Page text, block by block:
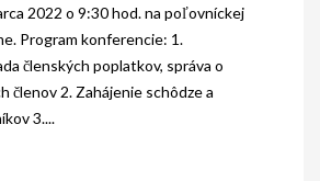
STANICE
NDS V ROKU 2026
2022 o 9:30 hod. na poľovníckej
Program konferencie: 1.
členských poplatkov, správa o
členov 2. Zahájenie schôdze a
3....